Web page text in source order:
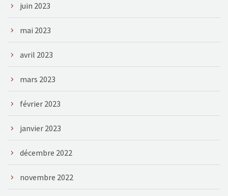
juin 2023
mai 2023
avril 2023
mars 2023
février 2023
janvier 2023
décembre 2022
novembre 2022